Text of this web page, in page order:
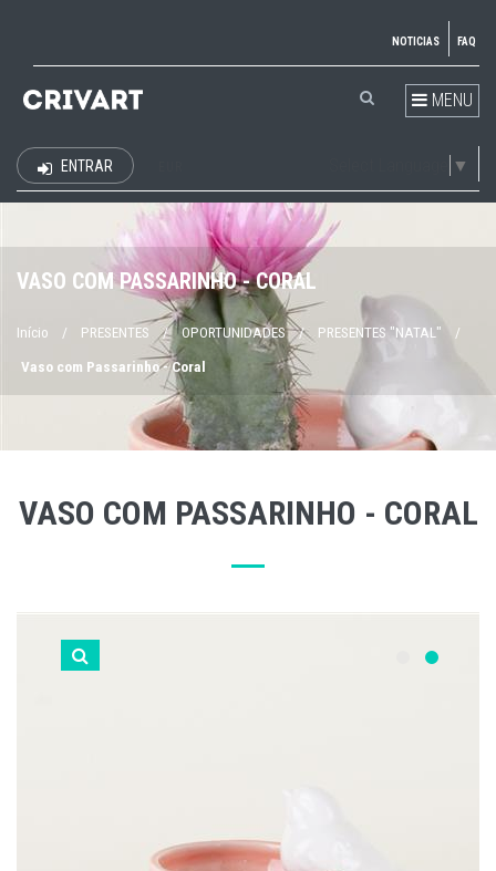
NOTICIAS FAQ
MENU
▼
ENTRAR
VASO COM PASSARINHO - CORAL
Início / PRESENTES / OPORTUNIDADES / PRESENTES "NATAL" /
Vaso com Passarinho - Coral
VASO COM PASSARINHO - CORAL